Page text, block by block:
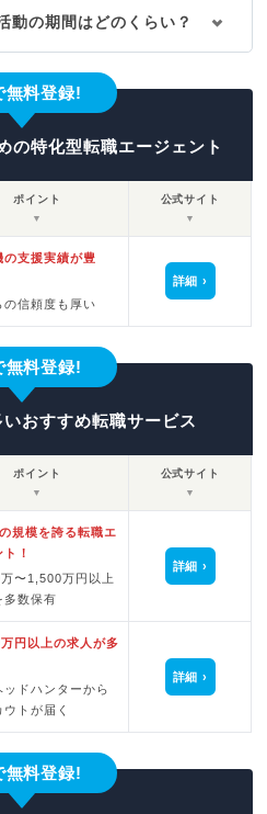
動の期間はどのくらい？
無料登録!
の特化型転職エージェント
ポイント
▼
公式サイト
▼
の支援実績が豊
の信頼度も厚い
詳細
無料登録!
おすすめ転職サービス
ポイント
▼
公式サイト
▼
規模を誇る転職エ
！
〜1,500万円以上
多数保有
詳細
円以上の求人が多
ッドハンターから
トが届く
詳細
無料登録!